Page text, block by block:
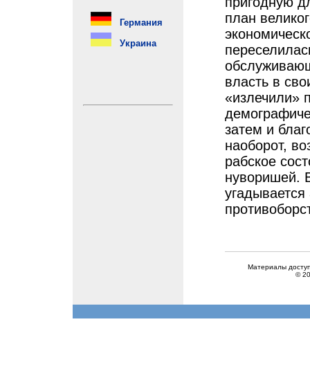
план
власть в
«излечили»
затем и
наоборот,
рабское
нуворишей.